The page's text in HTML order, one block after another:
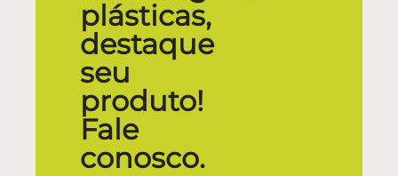
plásticas,
destaque
seu
produto!
Fale
conosco.